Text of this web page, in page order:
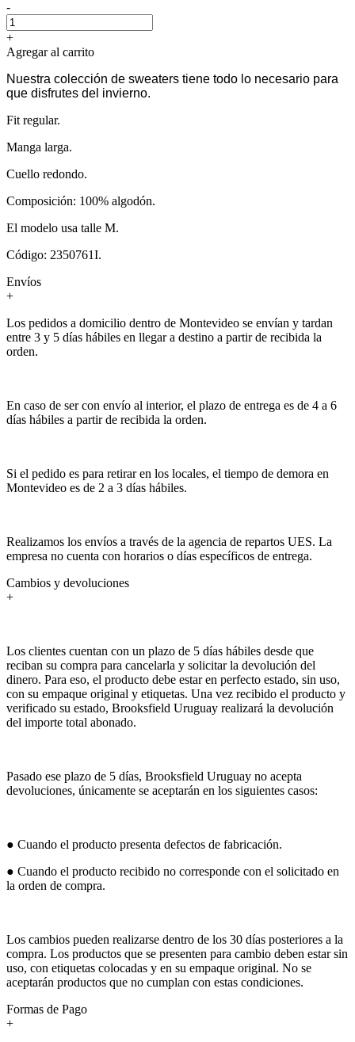
-
+
Agregar al carrito
Nuestra colección de sweaters tiene todo lo necesario para
que disfrutes del invierno.
Fit regular.
Manga larga.
Cuello redondo.
Composición: 100% algodón.
El modelo usa talle M.
Código: 2350761I.
Envíos
+
Los pedidos a domicilio dentro de Montevideo se envían y tardan
entre 3 y 5 días hábiles en llegar a destino a partir de recibida la
orden.
En caso de ser con envío al interior, el plazo de entrega es de 4 a 6
días hábiles a partir de recibida la orden.
Si el pedido es para retirar en los locales, el tiempo de demora en
Montevideo es de 2 a 3 días hábiles.
Realizamos los envíos a través de la agencia de repartos UES. La
empresa no cuenta con horarios o días específicos de entrega.
Cambios y devoluciones
+
Los clientes cuentan con un plazo de 5 días hábiles desde que
reciban su compra para cancelarla y solicitar la devolución del
dinero. Para eso, el producto debe estar en perfecto estado, sin uso,
con su empaque original y etiquetas. Una vez recibido el producto y
verificado su estado, Brooksfield Uruguay realizará la devolución
del importe total abonado.
Pasado ese plazo de 5 días, Brooksfield Uruguay no acepta
devoluciones, únicamente se aceptarán en los siguientes casos:
● Cuando el producto presenta defectos de fabricación.
● Cuando el producto recibido no corresponde con el solicitado en
la orden de compra.
Los cambios pueden realizarse dentro de los 30 días posteriores a la
compra. Los productos que se presenten para cambio deben estar sin
uso, con etiquetas colocadas y en su empaque original. No se
aceptarán productos que no cumplan con estas condiciones.
Formas de Pago
+